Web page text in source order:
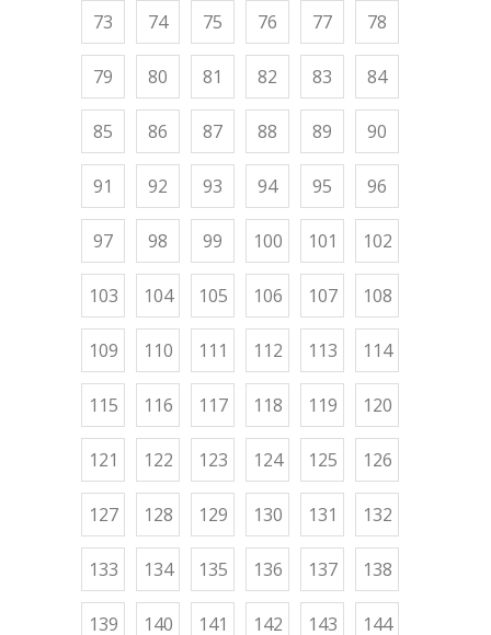
73 74 75 76 77 78
79 80 81 82 83 84
85 86 87 88 89 90
91 92 93 94 95 96
97 98 99 100 101 102
103 104 105 106 107 108
109 110 111 112 113 114
115 116 117 118 119 120
121 122 123 124 125 126
127 128 129 130 131 132
133 134 135 136 137 138
139 140 141 142 143 144